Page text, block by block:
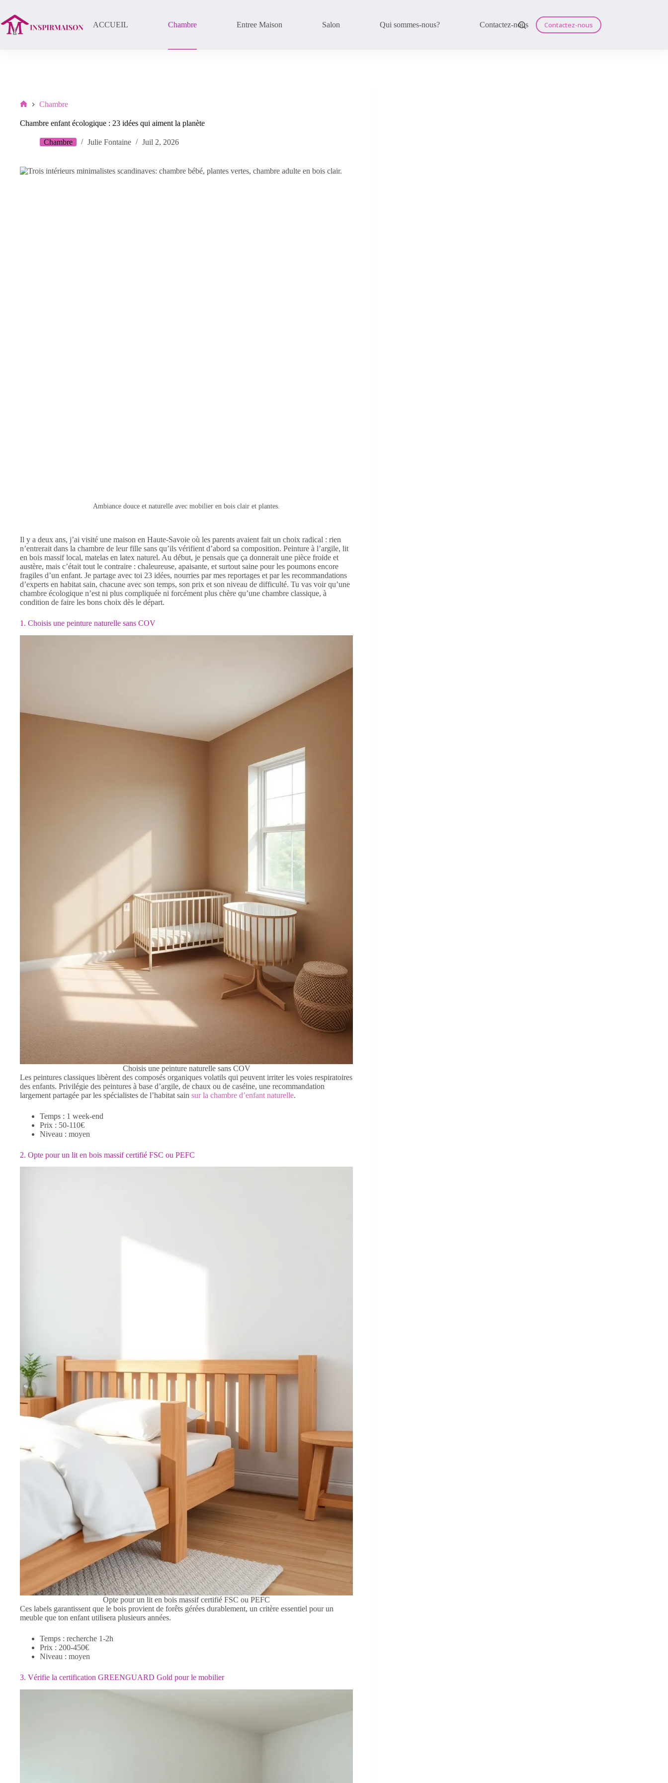
contenu
ACCUEIL Chambre Entree Maison Salon Qui sommes-nous? Contactez-nous Contactez-nous
Chambre
Chambre enfant écologique : 23 idées qui aiment la planète
Chambre Julie Fontaine Juil 2, 2026
Ambiance douce et naturelle avec mobilier en bois clair et plantes.
Il y a deux ans, j’ai visité une maison en Haute-Savoie où les parents avaient fait un choix radical : rien
n’entrerait dans la chambre de leur fille sans qu’ils vérifient d’abord sa composition. Peinture à l’argile, lit
en bois massif local, matelas en latex naturel. Au début, je pensais que ça donnerait une pièce froide et
austère, mais c’était tout le contraire : chaleureuse, apaisante, et surtout saine pour les poumons encore
fragiles d’un enfant. Je partage avec toi 23 idées, nourries par mes reportages et par les recommandations
d’experts en habitat sain, chacune avec son temps, son prix et son niveau de difficulté. Tu vas voir qu’une
chambre écologique n’est ni plus compliquée ni forcément plus chère qu’une chambre classique, à
condition de faire les bons choix dès le départ.
1. Choisis une peinture naturelle sans COV
Choisis une peinture naturelle sans COV
Les peintures classiques libèrent des composés organiques volatils qui peuvent irriter les voies respiratoires
des enfants. Privilégie des peintures à base d’argile, de chaux ou de caséine, une recommandation
largement partagée par les spécialistes de l’habitat sain sur la chambre d’enfant naturelle.
Temps : 1 week-end
Prix : 50-110€
Niveau : moyen
2. Opte pour un lit en bois massif certifié FSC ou PEFC
Opte pour un lit en bois massif certifié FSC ou PEFC
Ces labels garantissent que le bois provient de forêts gérées durablement, un critère essentiel pour un
meuble que ton enfant utilisera plusieurs années.
Temps : recherche 1-2h
Prix : 200-450€
Niveau : moyen
3. Vérifie la certification GREENGUARD Gold pour le mobilier